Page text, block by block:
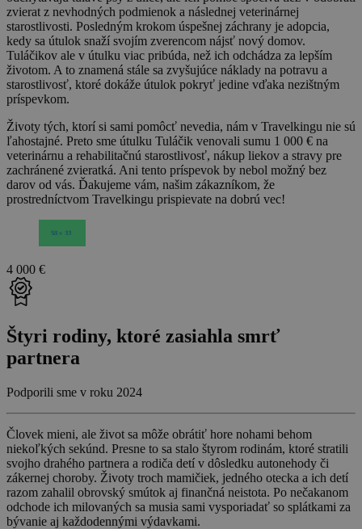
zvierat z nevhodných podmienok a následnej veterinárnej
starostlivosti. Posledným krokom úspešnej záchrany je adopcia,
kedy sa útulok snaží svojím zverencom nájsť nový domov.
Tuláčikov ale v útulku viac pribúda, než ich odchádza za lepším
životom. A to znamená stále sa zvyšujúce náklady na potravu a
starostlivosť, ktoré dokáže útulok pokryť jedine vďaka nezištným
príspevkom.
Životy tých, ktorí si sami pomôcť nevedia, nám v Travelkingu nie sú
ľahostajné. Preto sme útulku Tuláčik venovali sumu 1 000 € na
veterinárnu a rehabilitačnú starostlivosť, nákup liekov a stravy pre
zachránené zvieratká. Ani tento príspevok by nebol možný bez
darov od vás. Ďakujeme vám, našim zákazníkom, že
prostredníctvom Travelkingu prispievate na dobrú vec!
4 000 €
Štyri rodiny, ktoré zasiahla smrť
partnera
Podporili sme v roku 2024
Človek mieni, ale život sa môže obrátiť hore nohami behom
niekoľkých sekúnd. Presne to sa stalo štyrom rodinám, ktoré stratili
svojho drahého partnera a rodiča detí v dôsledku autonehody či
zákernej choroby. Životy troch mamičiek, jedného otecka a ich detí
razom zahalil obrovský smútok aj finančná neistota. Po nečakanom
odchode ich milovaných sa musia sami vysporiadať so splátkami za
bývanie aj každodennými výdavkami.